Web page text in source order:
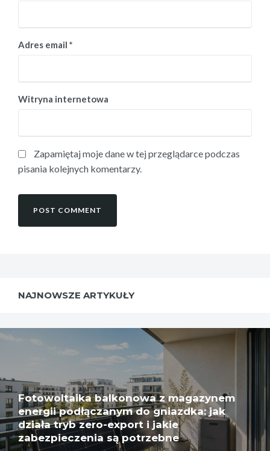
Adres email *
Witryna internetowa
Zapamiętaj moje dane w tej przeglądarce podczas
pisania kolejnych komentarzy.
NAJNOWSZE ARTYKUŁY
Fotowoltaika balkonowa z magazynem
energii podłączanym do gniazdka: jak
działa tryb zero-export i jakie
zabezpieczenia są potrzebne